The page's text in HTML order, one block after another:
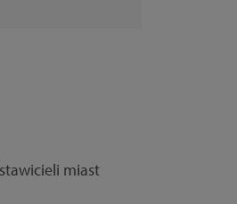
miast